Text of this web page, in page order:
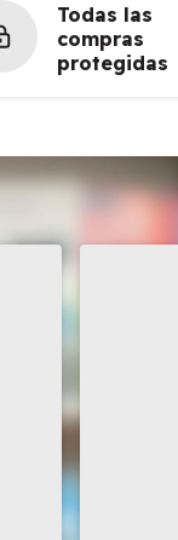
Todas las
compras
protegidas